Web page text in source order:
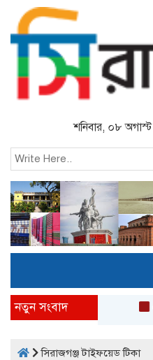
শনিবার, ০৮
নতুন সংবাদ
সিরাজগঞ্জ টাইফয়েড টিকা